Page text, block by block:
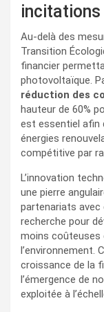
incitations
Au-delà des
Transition
financier
photovoltaïque.
réduction des
hauteur de 60%
est essentiel afin
énergies
compétitive par
L’innovation
une pierre
partenariats
recherche pour
moins
l’environnement.
croissance de la
l’émergence de
exploitée à